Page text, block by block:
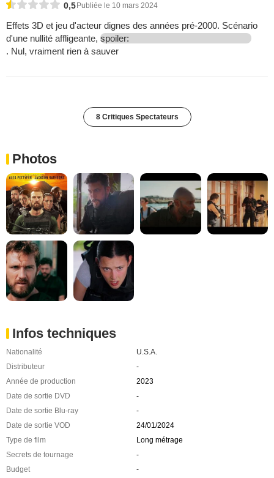
0,5 Publiée le 10 mars 2024
Effets 3D et jeu d'acteur dignes des années pré-2000. Scénario
d'une nullité affligeante, spoiler:
. Nul, vraiment rien à sauver
8 Critiques Spectateurs
Photos
Infos techniques
Nationalité
U.S.A.
Distributeur
-
Année de production
2023
Date de sortie DVD
-
Date de sortie Blu-ray
-
Date de sortie VOD
24/01/2024
Type de film
Long métrage
Secrets de tournage
-
Budget
-